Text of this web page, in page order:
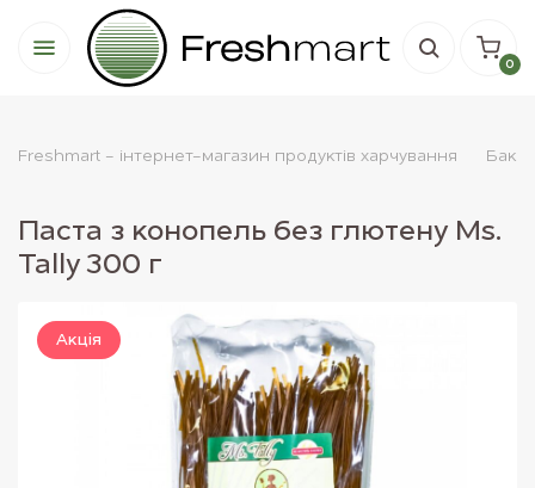
0
Freshmart - інтернет-магазин продуктів харчування
Паста з конопель без глютену Ms.
Tally 300 г
Акцiя